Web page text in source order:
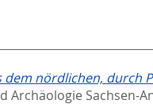
dem nördlichen, durch
Sachsen-